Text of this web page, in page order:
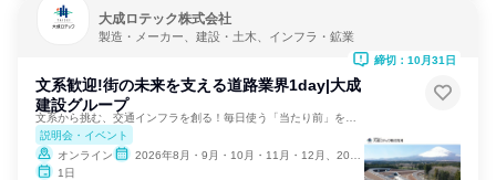
大成ロテック株式会社
製造・メーカー、建設・土木、インフラ・鉱業
文系歓迎!街の未来を支える道路業界1day|大成
建設グループ
説明会・イベント
オンライン
2026年8月・9月・10月・11月・12月、2027年1月・2月
1日
締切：10月31日